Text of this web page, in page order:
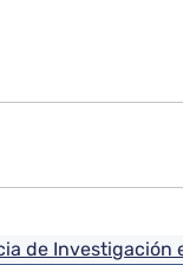
de Investigación